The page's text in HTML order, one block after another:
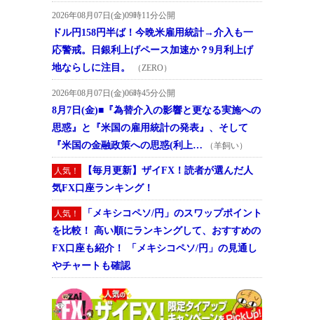
2026年08月07日(金)09時11分公開
ドル円158円半ば！今晩米雇用統計→介入も一
応警戒。日銀利上げペース加速か？9月利上げ
地ならしに注目。
（ZERO）
2026年08月07日(金)06時45分公開
8月7日(金)■『為替介入の影響と更なる実施への
思惑』と『米国の雇用統計の発表』、そして
『米国の金融政策への思惑(利上…
（羊飼い）
人気！
【毎月更新】ザイFX！読者が選んだ人
気FX口座ランキング！
人気！
「メキシコペソ/円」のスワップポイント
を比較！ 高い順にランキングして、おすすめの
FX口座も紹介！ 「メキシコペソ/円」の見通し
やチャートも確認